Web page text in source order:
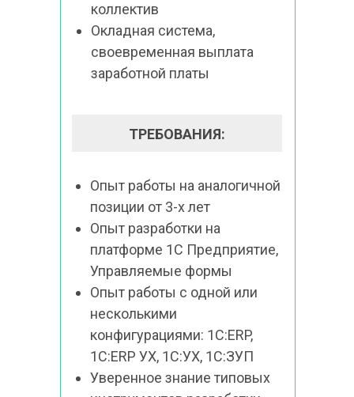
коллектив
Окладная система,
своевременная выплата
заработной платы
Опыт работы на аналогичной
позиции от 3-х лет
Опыт разработки на
платформе 1С Предприятие,
Управляемые формы
Опыт работы с одной или
несколькими
конфигурациями: 1С:ERP,
1С:ERP УХ, 1С:УХ, 1С:ЗУП
Уверенное знание типовых
ТРЕБОВАНИЯ: